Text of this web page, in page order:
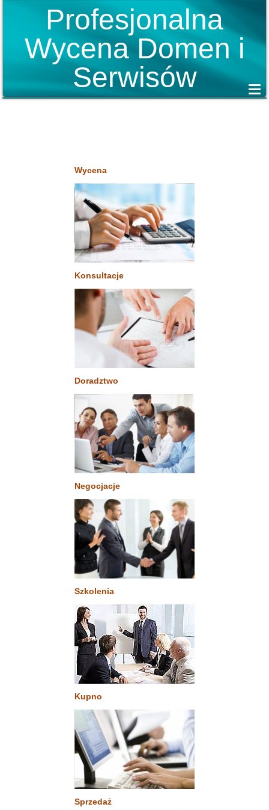
Profesjonalna
Wycena Domen i
Serwisów
Wycena
Konsultacje
Doradztwo
Negocjacje
Szkolenia
Kupno
Sprzedaż